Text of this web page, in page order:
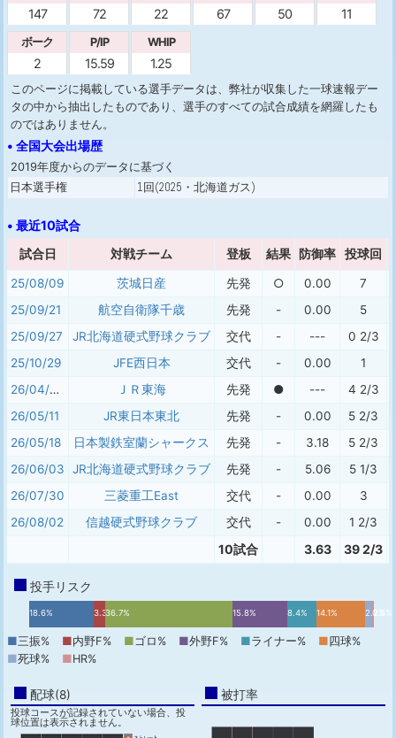
147 72 22 67 50 11
ボーク
2
P/IP
15.59
WHIP
1.25
このページに掲載している選手データは、弊社が収集した一球速報デー
タの中から抽出したものであり、選手のすべての試合成績を網羅したも
のではありません。
• 全国大会出場歴
2019年度からのデータに基づく
日本選手権 1回(2025・北海道ガス)
• 最近10試合
試合日 対戦チーム 登板 結果 防御率 投球回
25/08/09 茨城日産 先発 ○ 0.00 7
25/09/21
航空自衛隊千歳 先発 - 0.00 5
25/09/27
JR北海道硬式野球クラブ 交代 - --- 0 2/3
25/10/29
JFE西日本 交代 - 0.00
1
26/04/30
ＪＲ東海 先発 ● --- 4 2/3
26/05/11
JR東日本東北 先発 - 0.00
5 2/3
26/05/18
日本製鉄室蘭シャークス 先発 - 3.18
5 2/3
26/06/03
JR北海道硬式野球クラブ 先発 - 5.06
5 1/3
26/07/30
三菱重工East 交代 - 0.00 3
26/08/02
信越硬式野球クラブ 交代 - 0.00 1 2/3
10試合 3.63 39 2/3
投手リスク
18.6% 3.3%36.7% 15.8% 8.4% 14.1% 2.2%
0.5%
■三振% ■内野F% ■ゴロ% ■外野F% ■ライナー% ■ 四球%
■死球% ■HR%
配球(8)
投球コースが記録されていない場合、投
球位置は表示されません。
被打率